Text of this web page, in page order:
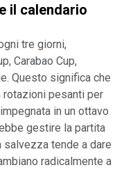
il calendario
tre giorni,
Carabao Cup,
Questo significa che
pesanti per
in un ottavo
gestire la partita
salvezza tende a dare
radicalmente a